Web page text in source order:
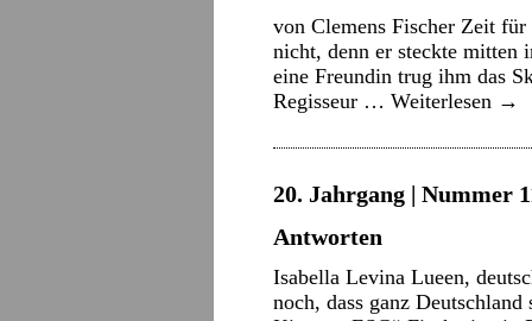
von Clemens Fischer Zeit
nicht, denn er steckte mitten
eine Freundin trug ihm das
Regisseur … Weiterlesen →
20. Jahrgang | Nummer
Antworten
Isabella Levina Lueen,
noch, dass ganz